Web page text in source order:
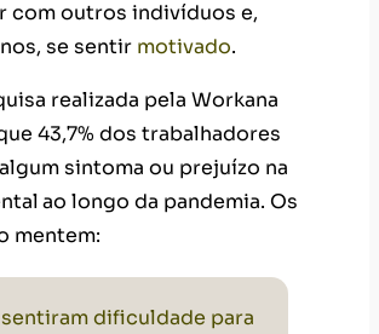
com outros indivíduos e,
se sentir motivado.
realizada pela Workana
43,7% dos trabalhadores
sintoma ou prejuízo na
ao longo da pandemia. Os
mentem:
sentiram dificuldade para